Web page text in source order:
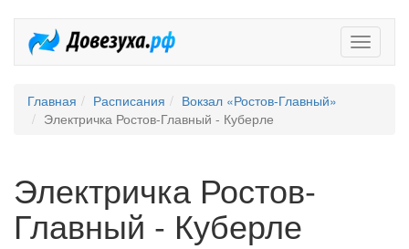
Главная Расписания
Вокзал «Ростов-Главный»
Электричка Ростов-Главный - Куберле
Электричка Ростов-
Главный - Куберле